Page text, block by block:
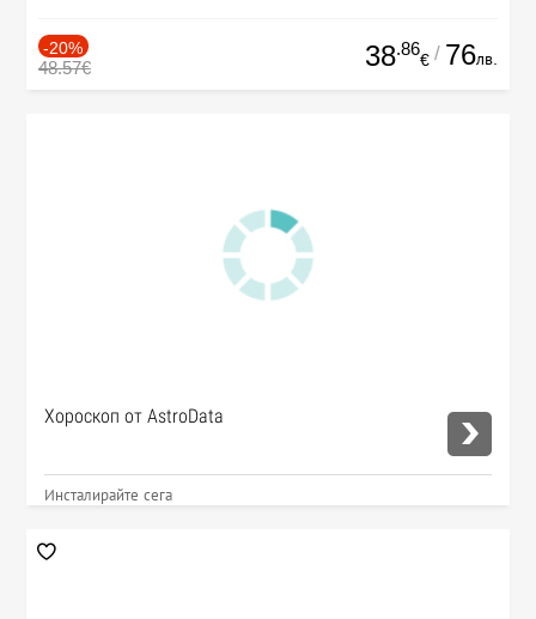
-20%
48.57€ 38.86
€ / 76лв.
Хороскоп от AstroData
Инсталирайте сега